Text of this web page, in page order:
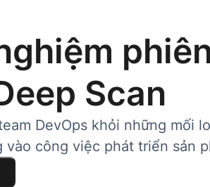
Scan
DevOps khỏi những mối
vào công việc phát triển sản